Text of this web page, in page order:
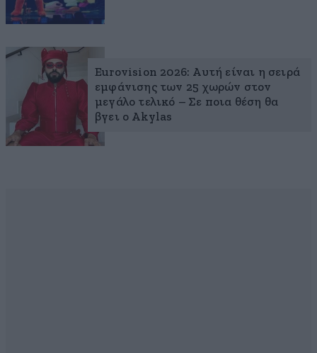
Eurovision 2026: Αυτή είναι η σειρά
εμφάνισης των 25 χωρών στον
μεγάλο τελικό – Σε ποια θέση θα
βγει ο Akylas